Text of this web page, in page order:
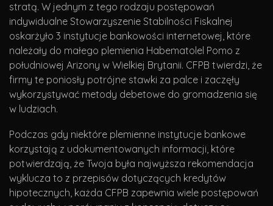
stratą. W jednym z tego rodzaju postępowań
indywidualne Stowarzyszenie Stabilności Fiskalnej
oskarżyło 3 instytucje bankowości internetowej, które
należały do ​​małego plemienia Habematolel Pomo z
południowej Arizony w Wielkiej Brytanii. CFPB twierdzi, że
firmy te poniosły potrójne stawki za palce i zaczęły
wykorzystywać metody debetowe do gromadzenia się
w ludziach.
Podczas gdy niektóre plemienne instytucje bankowe
korzystają z udokumentowanych informacji, które
potwierdzają, że Twoja była najwyższa rekomendacja
wyklucza to z przepisów dotyczących kredytów
hipotecznych, każda CFPB zapewnia wiele postępowań